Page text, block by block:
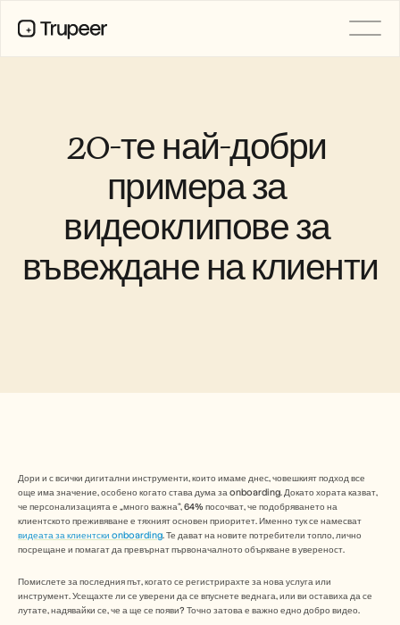
20-те най-добри
примера за
видеоклипове за
въвеждане на клиенти
Дори и с всички дигитални инструменти, които имаме днес, човешкият подход все
още има значение, особено когато става дума за onboarding. Докато хората казват,
че персонализацията е „много важна“, 64% посочват, че подобряването на
видеата за клиентски onboarding. Те дават на новите потребители топло, лично
посрещане и помагат да превърнат първоначалното объркване в увереност.
Помислете за последния път, когато се регистрирахте за нова услуга или
инструмент. Усещахте ли се уверени да се впуснете веднага, или ви оставиха да се
лутате, надявайки се, че а ще се появи? Точно затова е важно едно добро видео.
База знания
Споделени страници
AI запис на екрана
ПРИЛОЖЕНИЯ
Управление на промяната
Подготовка за продажби
Предпродажби
Маркетинг на продукта
Успех на клиента
Вижте още примери за употреба